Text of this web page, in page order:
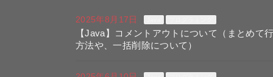
2025年8月17日
【Java】コメントアウトについて（まとめて
方法や、一括削除について）